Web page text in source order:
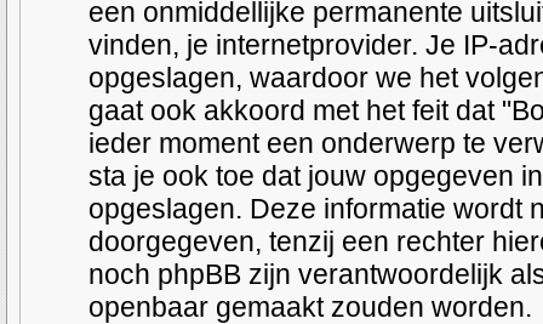
een onmiddellijke permanente
vinden, je internetprovider. Je IP-
opgeslagen, waardoor we het
gaat ook akkoord met het feit dat
ieder moment een onderwerp te
sta je ook toe dat jouw opgegeven
opgeslagen. Deze informatie wordt
doorgegeven, tenzij een rechter
noch phpBB zijn verantwoordelijk
openbaar gemaakt zouden worden.